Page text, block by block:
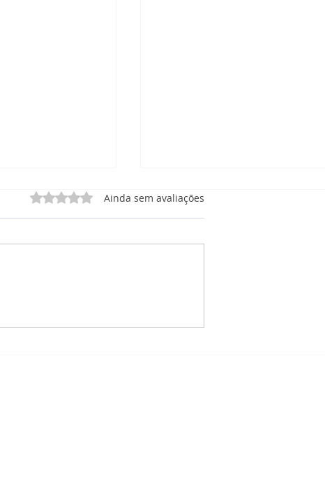
e
está incluso no Painel de
Avaliado com 0 de 5 estrelas.
Ainda sem avaliações